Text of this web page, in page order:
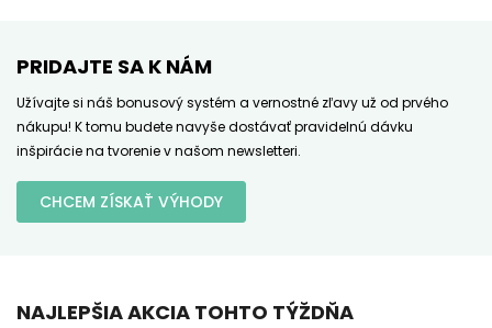
PRIDAJTE SA K NÁM
Užívajte si náš bonusový systém a vernostné zľavy už od prvého
nákupu! K tomu budete navyše dostávať pravidelnú dávku
inšpirácie na tvorenie v našom newsletteri.
CHCEM ZÍSKAŤ VÝHODY
NAJLEPŠIA AKCIA TOHTO TÝŽDŇA